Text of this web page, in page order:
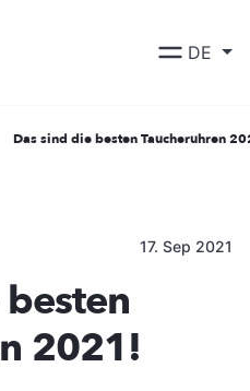
DE
Das sind die besten Taucheruhren
17. Sep 2021
2021!